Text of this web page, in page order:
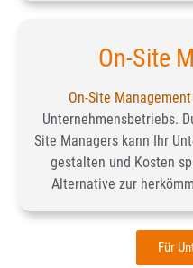
On-Site
On-Site Management
Unternehmensbetriebs.
Site Managers kann Ihr
gestalten und Kosten
Alternative zur
Für